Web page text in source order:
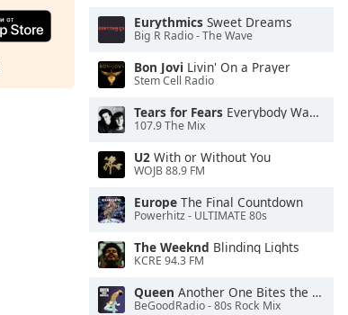
Eurythmics Sweet Dreams
Big R Radio - The Wave
Bon Jovi Livin' On a Prayer
Stem Cell Radio
Tears for Fears Everybody Wants To Rule the World
107.9 The Mix
U2 With or Without You
WOJB 88.9 FM
Europe The Final Countdown
Powerhitz - ULTIMATE 80s
The Weeknd Blinding Lights
KCRE 94.3 FM
Queen Another One Bites the Dust
BeGoodRadio - 80s Rock Mix